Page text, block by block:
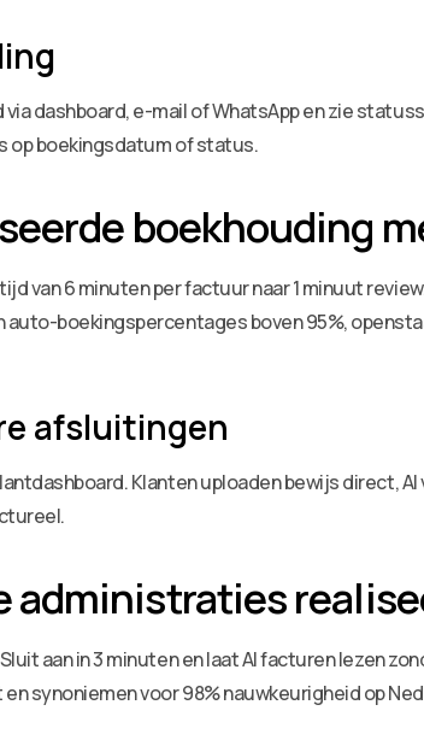
dashboard, e-mail of WhatsApp en zie
op boekingsdatum of status.
boekhouding
6 minuten per factuur naar 1 minuut
auto-boekingspercentages boven 95%,
afsluitingen
Klanten uploaden bewijs direct,
administraties
aan in 3 minuten en laat AI facturen lezen
synoniemen voor 98% nauwkeurigheid op